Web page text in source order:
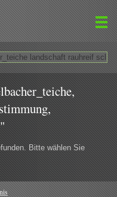
Bitte wählen Sie